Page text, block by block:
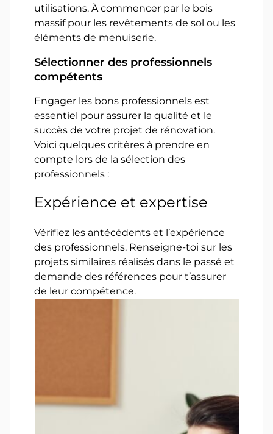
utilisations. À commencer par le bois
massif pour les revêtements de sol ou les
éléments de menuiserie.
Sélectionner des professionnels
compétents
Engager les bons professionnels est
essentiel pour assurer la qualité et le
succès de votre projet de rénovation.
Voici quelques critères à prendre en
compte lors de la sélection des
professionnels :
Expérience et expertise
Vérifiez les antécédents et l’expérience
des professionnels. Renseigne-toi sur les
projets similaires réalisés dans le passé et
demande des références pour t’assurer
de leur compétence.